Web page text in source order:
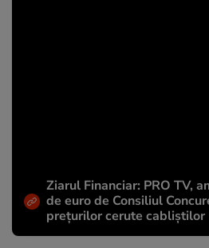
Ziarul Financiar: PRO TV,
de euro de Consiliul
prețurilor cerute cabliștilor